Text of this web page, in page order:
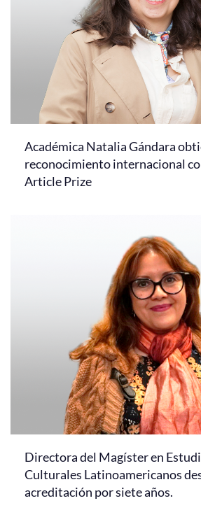
Académica Natalia Gándara
reconocimiento internacional
Article Prize
Directora del Magíster en
Culturales Latinoamericanos
acreditación por siete años.